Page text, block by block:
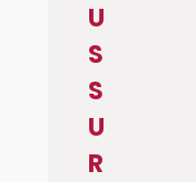
U
S
S
U
R